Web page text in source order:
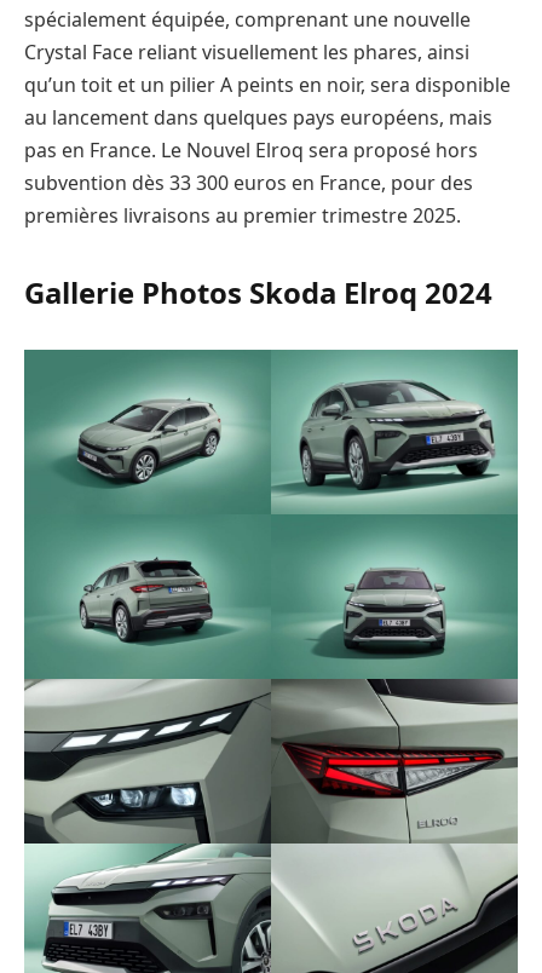
spécialement équipée, comprenant une nouvelle
Crystal Face reliant visuellement les phares, ainsi
qu’un toit et un pilier A peints en noir, sera disponible
au lancement dans quelques pays européens, mais
pas en France. Le Nouvel Elroq sera proposé hors
subvention dès 33 300 euros en France, pour des
premières livraisons au premier trimestre 2025.
Gallerie Photos Skoda Elroq 2024